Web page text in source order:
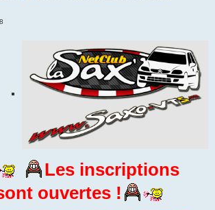
Les inscriptions
ouvertes !